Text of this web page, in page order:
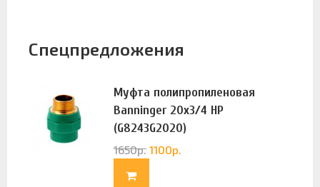
Спецпредложения
Муфта полипропиленовая
Banninger 20х3/4 НР
(G8243G2020)
1650р. 1100р.